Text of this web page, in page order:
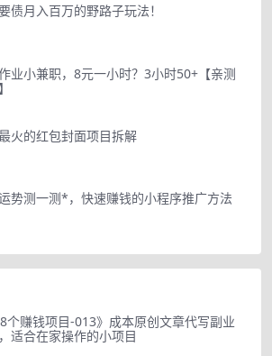
债月入百万的野路子玩法！
业小兼职，8元一小时？3小时50+【亲测
火的红包封面项目拆解
势测一测*，快速赚钱的小程序推广方法
个赚钱项目-013》成本原创文章代写副业
适合在家操作的小项目